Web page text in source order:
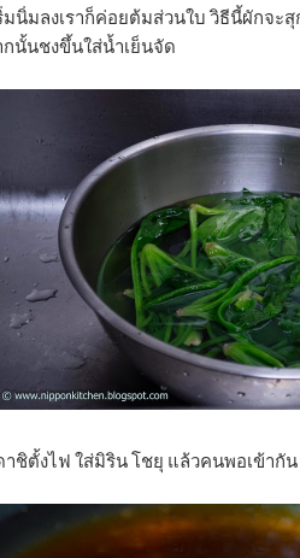
นิ่มลงเราก็ค่อยต้มส่วนใบ วิธีนี้ผักจะ
กนั้นชงขึ้นใส่นํ้าเย็นจัด
าชิตั้งไฟ ใส่มิริน โชยุ แล้วคนพอเข้ากั